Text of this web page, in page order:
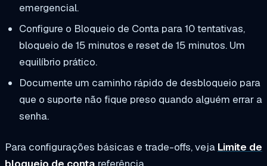
emergencial.
Configure o Bloqueio de Conta para 10 tentativas,
bloqueio de 15 minutos e reset de 15 minutos. Um
equilíbrio prático.
Documente um caminho rápido de desbloqueio para
que o suporte não fique preso quando alguém errar a
senha.
Para configurações básicas e trade-offs, veja Limite de